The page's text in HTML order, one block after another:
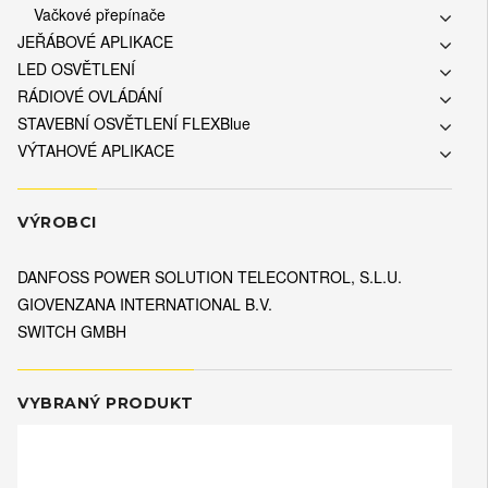
Vačkové přepínače
JEŘÁBOVÉ APLIKACE
LED OSVĚTLENÍ
RÁDIOVÉ OVLÁDÁNÍ
STAVEBNÍ OSVĚTLENÍ FLEXBlue
VÝTAHOVÉ APLIKACE
VÝROBCI
DANFOSS POWER SOLUTION TELECONTROL, S.L.U.
GIOVENZANA INTERNATIONAL B.V.
SWITCH GMBH
VYBRANÝ PRODUKT